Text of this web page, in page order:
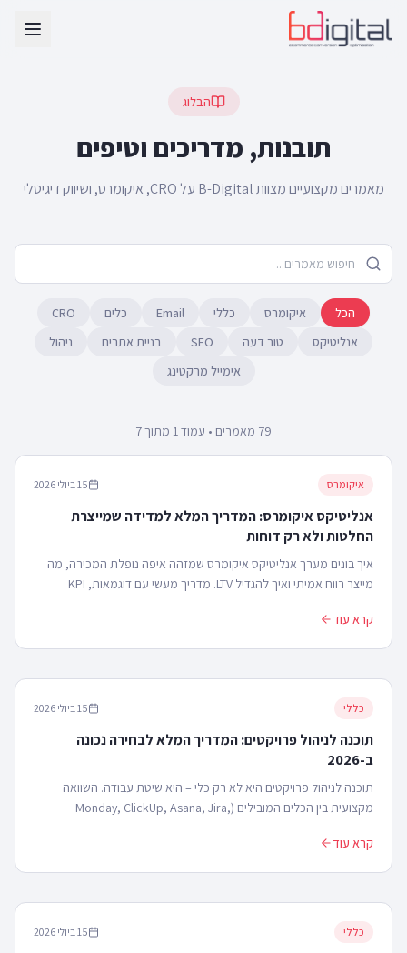
הבלוג
תובנות, מדריכים וטיפים
מאמרים מקצועיים מצוות B-Digital על CRO, איקומרס, ושיווק דיגיטלי
הכל איקומרס כללי Email כלים
CRO
אנליטיקס
טור דעה SEO בניית אתרים
ניהול
אימייל מרקטינג
79 מאמרים • עמוד 1 מתוך 7
איקומרס 15 ביולי 2026
אנליטיקס איקומרס: המדריך המלא למדידה שמייצרת
החלטות ולא רק דוחות
איך בונים מערך אנליטיקס איקומרס שמזהה איפה נופלת המכירה, מה
מייצר רווח אמיתי ואיך להגדיל LTV. מדריך מעשי עם דוגמאות, KPI
קרא עוד
כללי 15 ביולי 2026
תוכנה לניהול פרויקטים: המדריך המלא לבחירה נכונה
ב-2026
תוכנה לניהול פרויקטים היא לא רק כלי – היא שיטת עבודה. השוואה
מקצועית בין הכלים המובילים (Monday, ClickUp, Asana, Jira,
קרא עוד
כללי 15 ביולי 2026